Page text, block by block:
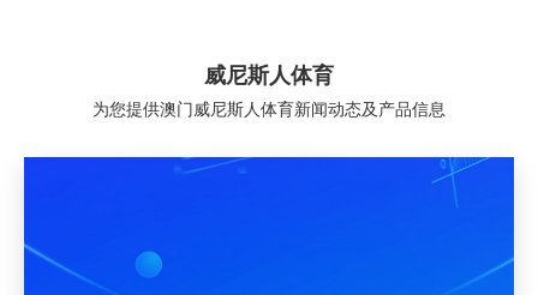
威尼斯人体育
为您提供澳门威尼斯人体育新闻动态及产品信息